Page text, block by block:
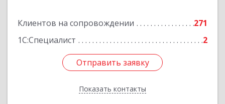
Клиентов на сопровождении
271
1С:Специалист
2
Отправить заявку
Показать контакты
Отправить заявку
Назад